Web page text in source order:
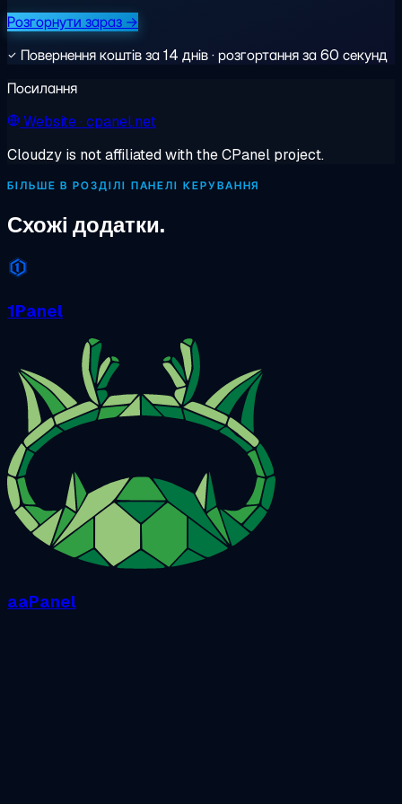
Розгорнути зараз →
Повернення коштів за 14 днів · розгортання за 60 секунд
Посилання
Website· cpanel.net
Cloudzy is not affiliated with the CPanel project.
БІЛЬШЕ В РОЗДІЛІ ПАНЕЛІ КЕРУВАННЯ
Схожі додатки.
1Panel
aaPanel